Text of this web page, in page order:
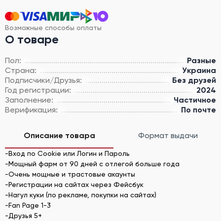
Возможные способы оплаты
О товаре
Пол:
Разные
Страна:
Украина
Подписчики/Друзья:
Без друзей
Год регистрации:
2024
Заполнение:
Частичное
Верификация:
По почте
Описание товара Формат выдачи
-Вход по Cookie или Логин и Пароль
-Мощный фарм от 90 дней с отлегой больше года
-Очень мощные и трастовые акаунты
-Регистрации на сайтах через Фейсбук
-Нагул куки (по рекламе, покупки на сайтах)
-Fan Page 1-3
-Друзья 5+